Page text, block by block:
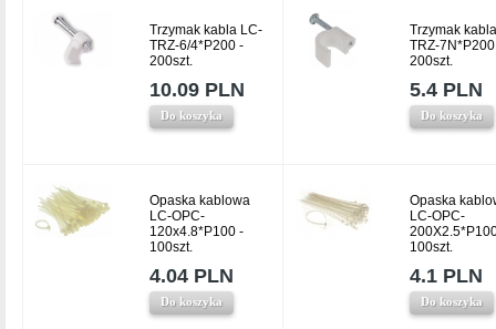
Trzymak kabla LC-
TRZ-6/4*P200 -
200szt.
10.09 PLN
Do koszyka
Trzymak
TRZ-
200szt.
5.4 PLN
Do koszyka
Opaska kablowa
LC-OPC-
120x4.8*P100 -
100szt.
4.04 PLN
Do koszyka
Opaska
LC-OPC-
100szt.
4.1 PLN
Do koszyka